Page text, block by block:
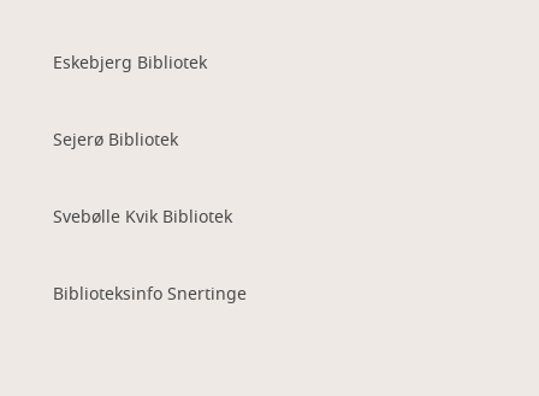
Eskebjerg Bibliotek
Sejerø Bibliotek
Svebølle Kvik Bibliotek
Biblioteksinfo Snertinge